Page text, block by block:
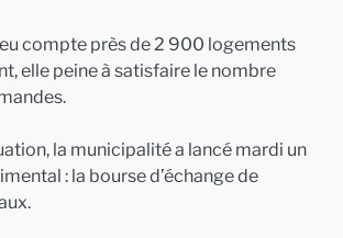
compte près de 2 900 logements
elle peine à satisfaire le nombre
la municipalité a lancé mardi un
: la bourse d’échange de